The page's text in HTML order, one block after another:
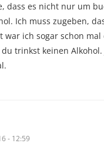
dass es nicht nur um
Ich muss zugeben,
war ich sogar schon
trinkst keinen Alkohol.
- 12:59